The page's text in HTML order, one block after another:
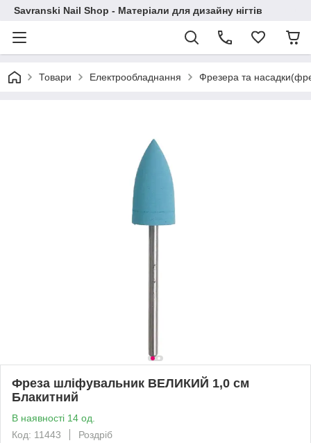
Savranski Nail Shop - Матеріали для дизайну нігтів
Товари Електрообладнання Фрезера та
Фреза шліфувальник ВЕЛИКИЙ 1,0 см
Блакитний
В наявності 14 од.
Код: 11443
Роздріб